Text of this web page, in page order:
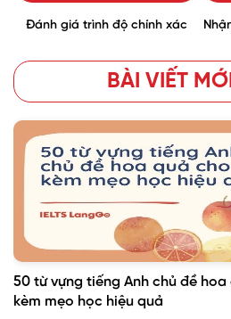
Đánh giá trình độ chính xác
BÀI VIẾT
50 từ vựng tiếng Anh chủ đề
kèm mẹo học hiệu quả